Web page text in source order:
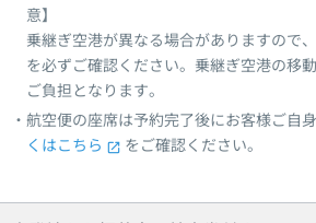
意】
乗継ぎ空港が異なる場合がありますので
を必ずご確認ください。乗継ぎ空港の移
ご負担となります。
航空便の座席は予約完了後にお客様ご自
くはこちら
をご確認ください。